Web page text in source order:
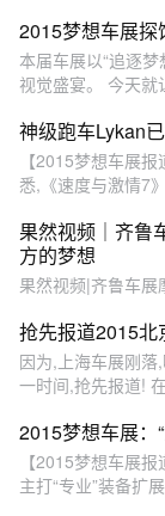
2015梦想车展
本届车展以“追逐
视觉盛宴。 今天
神级跑车Lykan
【2015梦想车展
悉,《速度与激情7
果然视频｜齐鲁
方的梦想
果然视频|齐鲁车
抢先报道2015
因为,上海车展刚
一时间,抢先报道!
2015梦想车展：
【2015梦想车展
主打“专业”装备扩